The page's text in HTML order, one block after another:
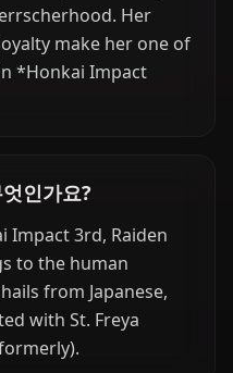
Her
make her one of
*Honkai Impact
인가요?
Impact 3rd, Raiden
to the human
from Japanese,
with St. Freya